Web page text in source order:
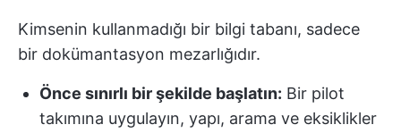
Kimsenin kullanmadığı bir bilgi tabanı, sadece
bir dokümantasyon mezarlığıdır.
Önce sınırlı bir şekilde başlatın: Bir pilot
takımına uygulayın, yapı, arama ve eksiklikler